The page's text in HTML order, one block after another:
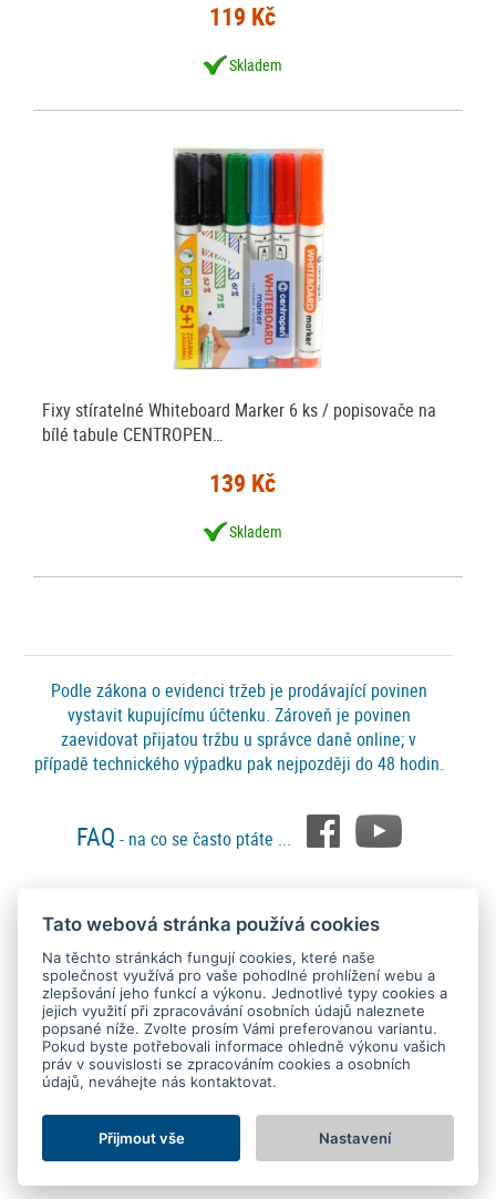
119 Kč
Skladem
Fixy stíratelné Whiteboard Marker 6 ks / popisovače na
bílé tabule CENTROPEN…
139 Kč
Skladem
Podle zákona o evidenci tržeb je prodávající povinen
vystavit kupujícímu účtenku. Zároveň je povinen
zaevidovat přijatou tržbu u správce daně online; v
případě technického výpadku pak nejpozději do 48 hodin.
FAQ - na co se často ptáte ...
Platební metody
Copyright © 2015 - 2026SEO kvalitně
Kontakt
Ochrana osobních údajů O nás
Obchodní podmínky
Nastavení Cookies
Tato webová stránka používá cookies
Na těchto stránkách fungují cookies, které naše
společnost využívá pro vaše pohodlné prohlížení webu a
zlepšování jeho funkcí a výkonu. Jednotlivé typy cookies a
jejich využití při zpracovávání osobních údajů naleznete
popsané níže. Zvolte prosím Vámi preferovanou variantu.
Pokud byste potřebovali informace ohledně výkonu vašich
práv v souvislosti se zpracováním cookies a osobních
údajů, neváhejte nás kontaktovat.
Přijmout vše Nastavení